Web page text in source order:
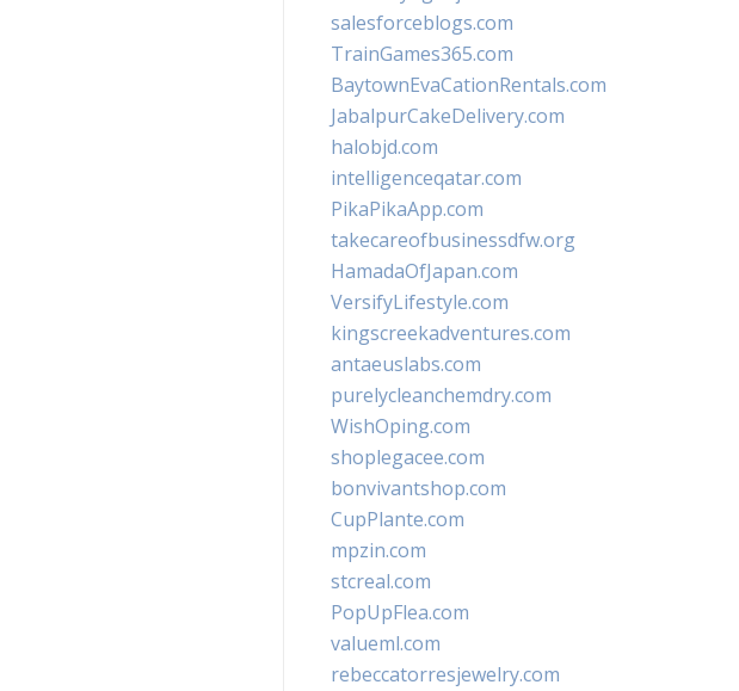
salesforceblogs.com
TrainGames365.com
BaytownEvaCationRentals.com
JabalpurCakeDelivery.com
halobjd.com
intelligenceqatar.com
PikaPikaApp.com
takecareofbusinessdfw.org
HamadaOfJapan.com
VersifyLifestyle.com
kingscreekadventures.com
antaeuslabs.com
purelycleanchemdry.com
WishOping.com
shoplegacee.com
bonvivantshop.com
CupPlante.com
mpzin.com
stcreal.com
PopUpFlea.com
valueml.com
rebeccatorresjewelry.com